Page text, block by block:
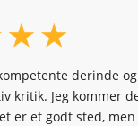
derinde
kritik. Jeg kommer
er et godt sted,